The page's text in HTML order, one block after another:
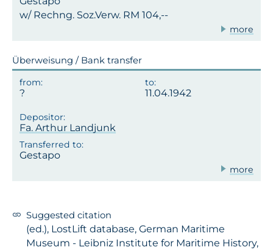
w/ Rechng. Soz.Verw. RM 104,--
more
Überweisung / Bank transfer
11.04.1942
Fa. Arthur Landjunk
Gestapo
more
Suggested citation
(ed.), LostLift database, German Maritime
Museum - Leibniz Institute for Maritime History,